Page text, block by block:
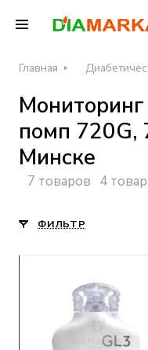
Главная
помп 720G,
Минске
7 товаров 4
ФИЛЬТР